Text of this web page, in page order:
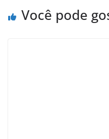
Você pode